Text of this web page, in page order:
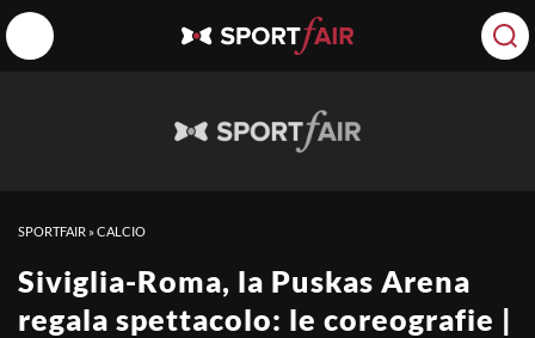
SPORTFAIR »CALCIO
Siviglia-Roma, la Puskas Arena
regala spettacolo: le coreografie |